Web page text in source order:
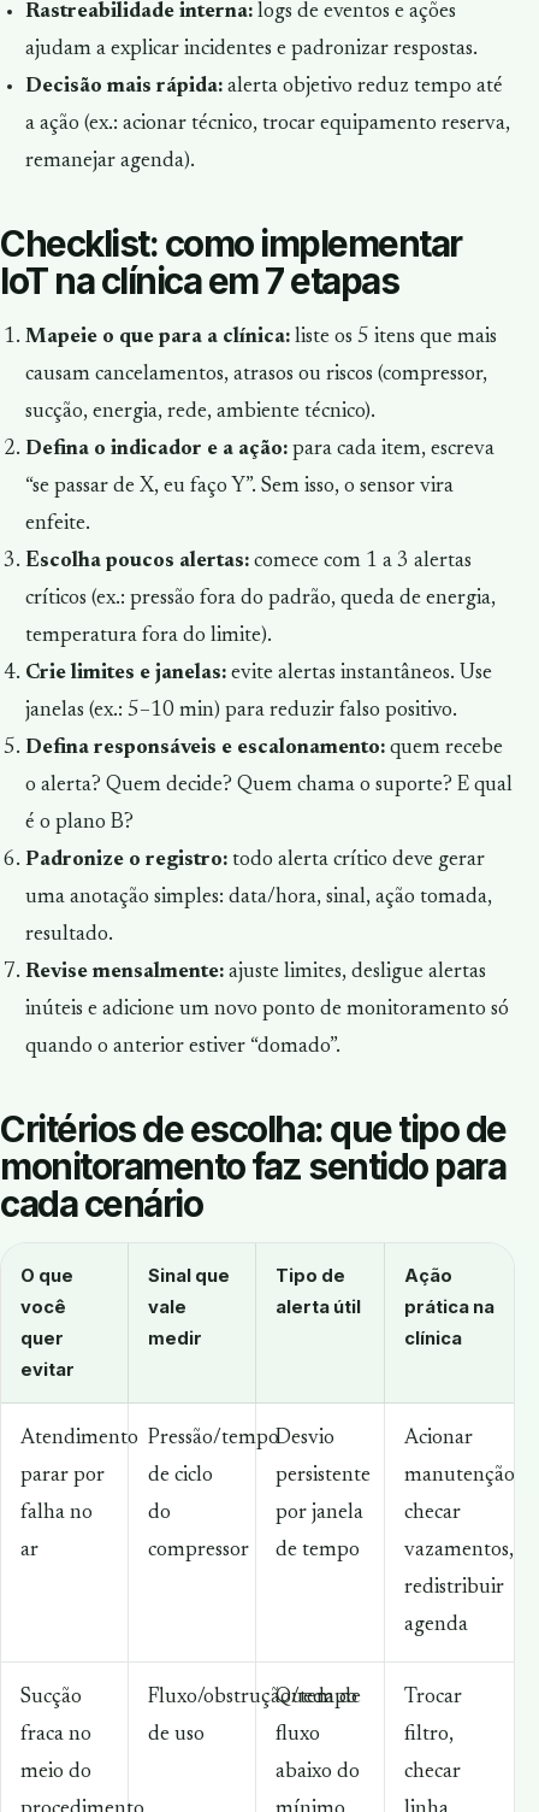
Rastreabilidade interna:logs de eventos e ações
ajudam a explicar incidentes e padronizar respostas.
Decisão mais rápida:alerta objetivo reduz tempo até
a ação (ex.: acionar técnico, trocar equipamento reserva,
remanejar agenda).
Checklist: como implementar
IoT na clínica em 7 etapas
Mapeie o que para a clínica:liste os 5 itens que mais
causam cancelamentos, atrasos ou riscos (compressor,
sucção, energia, rede, ambiente técnico).
Defina o indicador e a ação:para cada item, escreva
“se passar de X, eu faço Y”. Sem isso, o sensor vira
enfeite.
Escolha poucos alertas:comece com 1 a 3 alertas
críticos (ex.: pressão fora do padrão, queda de energia,
temperatura fora do limite).
Crie limites e janelas:evite alertas instantâneos. Use
janelas (ex.: 5–10 min) para reduzir falso positivo.
Defina responsáveis e escalonamento:quem recebe
o alerta? Quem decide? Quem chama o suporte? E qual
é o plano B?
Padronize o registro:todo alerta crítico deve gerar
uma anotação simples: data/hora, sinal, ação tomada,
resultado.
Revise mensalmente:ajuste limites, desligue alertas
inúteis e adicione um novo ponto de monitoramento só
quando o anterior estiver “domado”.
Critérios de escolha: que tipo de
monitoramento faz sentido para
cada cenário
O que
você
quer
evitar
Sinal que
vale
medir
Tipo de
alerta útil
Ação
prática na
clínica
Atendimento
parar por
falha no
ar
Pressão/tempo
de ciclo
do
compressor
Desvio
persistente
por janela
de tempo
Acionar
manutenção,
checar
vazamentos,
redistribuir
agenda
Sucção
fraca no
meio do
Fluxo/obstrução/tempo
de uso
Queda de
fluxo
abaixo do
Trocar
filtro,
checar